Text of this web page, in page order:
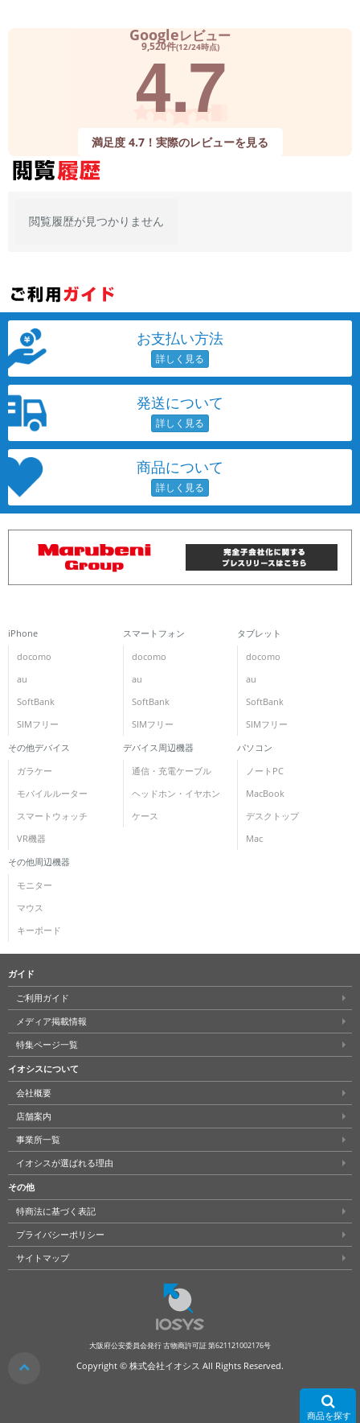
Googleレビュー
9,520件(12/24時点)
4.7
満足度 4.7！実際のレビューを見る
閲覧履歴が見つかりません
お支払い方法
発送について
商品について
iPhone
docomo
au
SoftBank
SIMフリー
スマートフォン
docomo
au
SoftBank
SIMフリー
タブレット
docomo
au
SoftBank
SIMフリー
その他デバイス
ガラケー
モバイルルーター
スマートウォッチ
VR機器
デバイス周辺機器
通信・充電ケーブル
ヘッドホン・イヤホン
ケース
パソコン
ノートPC
MacBook
デスクトップ
Mac
その他周辺機器
モニター
マウス
キーボード
ガイド
ご利用ガイド
メディア掲載情報
特集ページ一覧
イオシスについて
会社概要
店舗案内
事業所一覧
イオシスが選ばれる理由
その他
特商法に基づく表記
プライバシーポリシー
サイトマップ
大阪府公安委員会発行 古物商許可証 第621121002176号
Copyright © 株式会社イオシス All Rights Reserved. クリア
商品を探す